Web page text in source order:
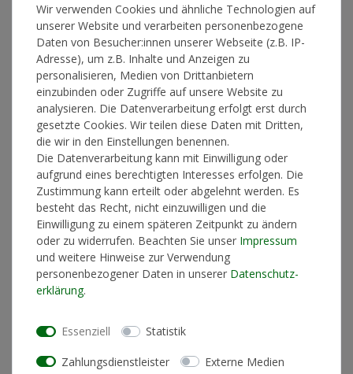
Wenn du dir die Musik von Execute auf Spotify anhören
möchtest,klicke hier.
Artikelnummer 15002
22,90 €*
Lieferzeit 2-4 Werktage
In den Warenkorb
Wir verwenden Cookies und ähnliche Technologien auf
unserer Website und verarbeiten personenbezogene
Daten von Besucher:innen unserer Webseite (z.B. IP-
Adresse), um z.B. Inhalte und Anzeigen zu
personalisieren, Medien von Drittanbietern
einzubinden oder Zugriffe auf unsere Website zu
analysieren. Die Datenverarbeitung erfolgt erst durch
gesetzte Cookies. Wir teilen diese Daten mit Dritten,
die wir in den Einstellungen benennen.
Die Datenverarbeitung kann mit Einwilligung oder
aufgrund eines berechtigten Interesses erfolgen. Die
Zustimmung kann erteilt oder abgelehnt werden. Es
besteht das Recht, nicht einzuwilligen und die
Einwilligung zu einem späteren Zeitpunkt zu ändern
oder zu widerrufen. Beachten Sie unser Impressum
und weitere Hinweise zur Verwendung
personenbezogener Daten in unserer Daten­schutz­
erklärung.
Essenziell Statistik
Zahlungsdienstleister Externe Medien